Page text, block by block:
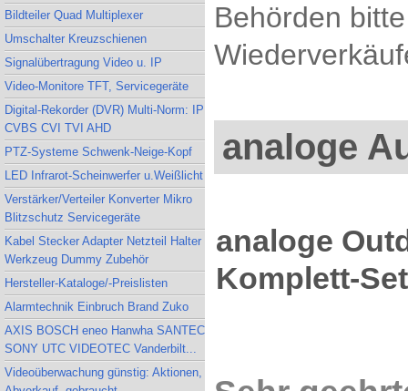
Bildteiler Quad Multiplexer
Umschalter Kreuzschienen
Signalübertragung Video u. IP
Video-Monitore TFT, Servicegeräte
Digital-Rekorder (DVR) Multi-Norm: IP
CVBS CVI TVI AHD
PTZ-Systeme Schwenk-Neige-Kopf
LED Infrarot-Scheinwerfer u.Weißlicht
Verstärker/Verteiler Konverter Mikro
Blitzschutz Servicegeräte
Kabel Stecker Adapter Netzteil Halter
Werkzeug Dummy Zubehör
Hersteller-Kataloge/-Preislisten
Alarmtechnik Einbruch Brand Zuko
AXIS BOSCH eneo Hanwha SANTEC
SONY UTC VIDEOTEC Vanderbilt...
Videoüberwachung günstig: Aktionen,
Behörden
analoge
analoge
Komplett-